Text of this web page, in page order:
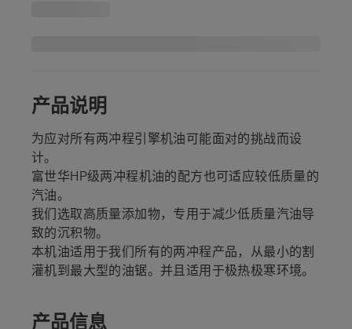
产品说明
为应对所有两冲程引擎机油可能面对的挑战而设
计。
富世华HP级两冲程机油的配方也可适应较低质量的
汽油。
我们选取高质量添加物，专用于减少低质量汽油导
致的沉积物。
本机油适用于我们所有的两冲程产品，从最小的割
灌机到最大型的油锯。并且适用于极热极寒环境。
产品信息